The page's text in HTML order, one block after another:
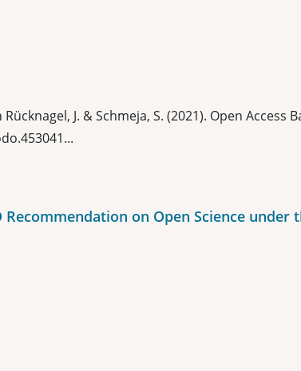
J. & Schmeja, S. (2021). Open Access
Recommendation on Open Science under